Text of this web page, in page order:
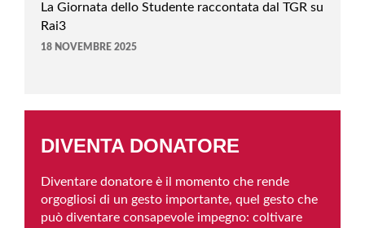
La Giornata dello Studente raccontata dal TGR su
Rai3
18 NOVEMBRE 2025
DIVENTA DONATORE
Diventare donatore è il momento che rende
orgogliosi di un gesto importante, quel gesto che
può diventare consapevole impegno: coltivare